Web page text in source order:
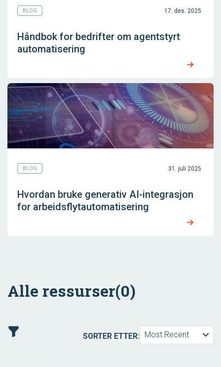
BLOG 17. des. 2025
Håndbok for bedrifter om agentstyrt
automatisering
BLOG 31. juli 2025
Hvordan bruke generativ AI-integrasjon
for arbeidsflytautomatisering
Alle ressurser(0)
SORTER ETTER: Most Recent